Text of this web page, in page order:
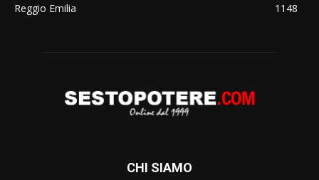
Reggio Emilia
1148
CHI SIAMO